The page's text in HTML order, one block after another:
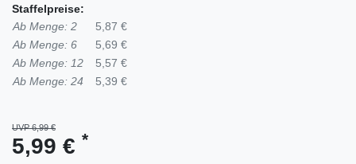
Staffelpreise:
Ab Menge: 2
5,87 €
Ab Menge: 6
5,69 €
Ab Menge: 12
5,57 €
Ab Menge: 24
5,39 €
UVP 6,99 €
5,99 € *